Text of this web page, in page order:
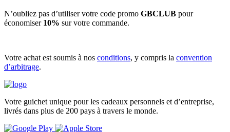
N’oubliez pas d’utiliser votre code promo GBCLUB pour
économiser 10% sur votre commande.
Votre achat est soumis à nos conditions, y compris la convention
d’arbitrage.
Votre guichet unique pour les cadeaux personnels et d’entreprise,
livrés dans plus de 200 pays à travers le monde.